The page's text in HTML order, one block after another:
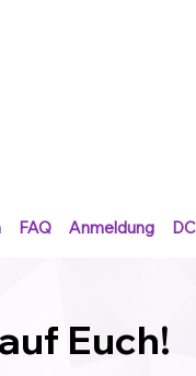
FAQ Anmeldung
Euch!